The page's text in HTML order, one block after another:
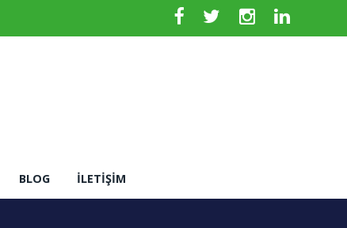
BLOG İLETIŞIM